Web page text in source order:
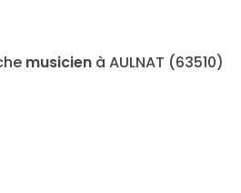
musicien à AULNAT (63510)